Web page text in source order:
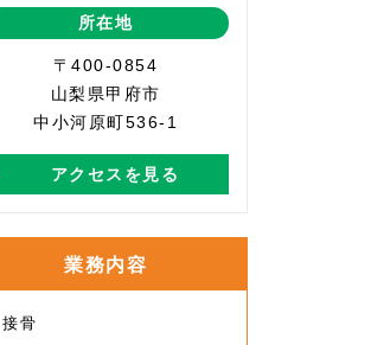
所在地
〒400-0854
山梨県甲府市
中小河原町536-1
アクセスを見る
業務内容
接骨